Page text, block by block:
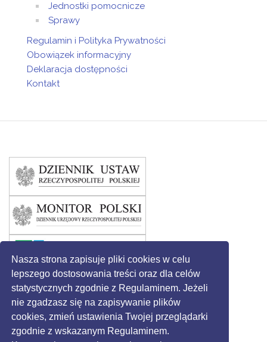
Nasza strona zapisuje pliki cookies w celu
lepszego dostosowania treści oraz dla celów
statystycznych zgodnie z Regulaminem. Jeżeli
nie zgadzasz się na zapisywanie plików
cookies, zmień ustawienia Twojej przeglądarki
zgodnie z wskazanym Regulaminem.
Jednostki pomocnicze
Sprawy
Regulamin i Polityka Prywatności
Obowiązek informacyjny
Deklaracja dostępności
Kontakt